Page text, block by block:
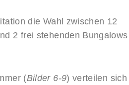
die Wahl zwischen 12
2 frei stehenden Bungalows
(Bilder 6-9) verteilen sich